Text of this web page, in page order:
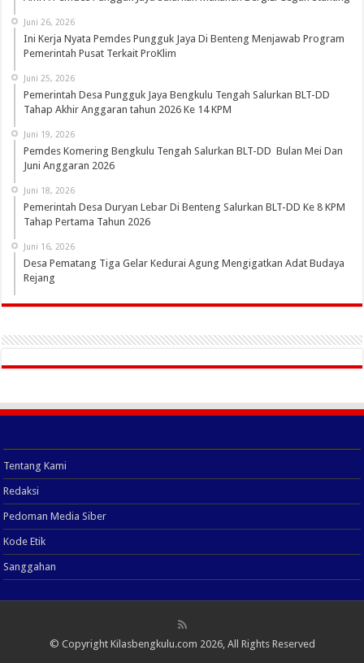
Juni 26, 2026
Ini Kerja Nyata Pemdes Pungguk Jaya Di Benteng Menjawab Program
Pemerintah Pusat Terkait ProKlim
Juni 25, 2026
Pemerintah Desa Pungguk Jaya Bengkulu Tengah Salurkan BLT-DD
Tahap Akhir Anggaran tahun 2026 Ke 14 KPM
Juni 19, 2026
Pemdes Komering Bengkulu Tengah Salurkan BLT-DD Bulan Mei Dan
Juni Anggaran 2026
Juni 18, 2026
Pemerintah Desa Duryan Lebar Di Benteng Salurkan BLT-DD Ke 8 KPM
Tahap Pertama Tahun 2026
Juni 16, 2026
Desa Pematang Tiga Gelar Kedurai Agung Mengigatkan Adat Budaya
Rejang
Tentang Kami
Redaksi
Pedoman Media Siber
Kode Etik
Sanggahan
© Copyright Kilasbengkulu.com 2026, All Rights Reserved